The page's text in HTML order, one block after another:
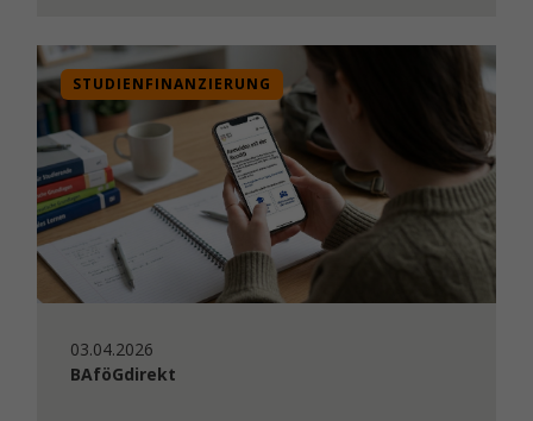
STUDIENFINANZIERUNG
03.04.2026
BAföGdirekt